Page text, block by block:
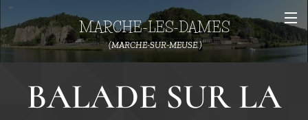
MARCHE-LES-DAMES
(MARCHE-SUR-MEUSE.)
BALADE SUR LA